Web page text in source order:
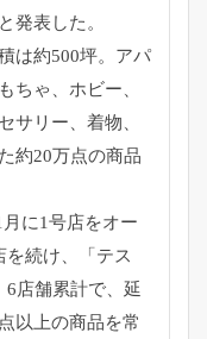
発表した。
は約500坪。アパ
ちゃ、ホビー、
サリー、着物、
約20万点の商品
月に1号店をオー
を続け、「テス
6店舗累計で、延
以上の商品を常